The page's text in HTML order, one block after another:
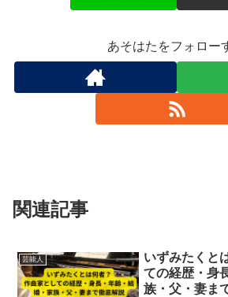
あそはたをフォロー
関連記事
芸能人
いずみたくと
ての経歴・身
族・父・妻ま